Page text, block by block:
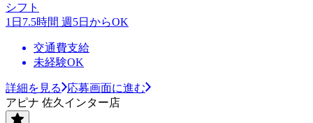
シフト
1日7.5時間 週5日からOK
交通費支給
未経験OK
詳細を見る
応募画面に進む
アピナ 佐久インター店